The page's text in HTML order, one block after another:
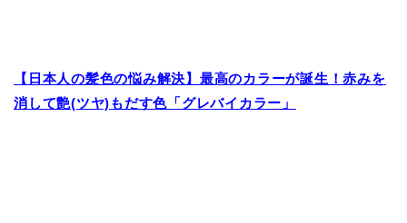
【日本人の髪色の悩み解決】最高のカラーが誕生！赤みを
消して艶(ツヤ)もだす色「グレバイカラー」